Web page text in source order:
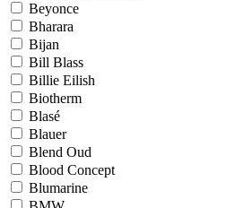
Beyonce
Bharara
Bijan
Bill Blass
Billie Eilish
Biotherm
Blasé
Blauer
Blend Oud
Blood Concept
Blumarine